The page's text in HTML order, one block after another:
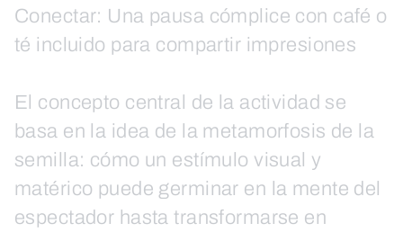
Conectar: Una pausa cómplice con café o
té incluido para compartir impresiones
El concepto central de la actividad se
basa en la idea de la metamorfosis de la
semilla: cómo un estímulo visual y
matérico puede germinar en la mente del
espectador hasta transformarse en